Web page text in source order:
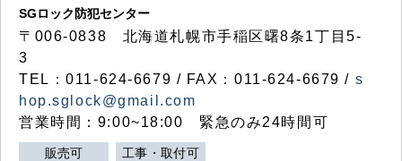
SGロック防犯センター
〒006-0838 北海道札幌市手稲区曙8条1丁目5-
3
TEL：011-624-6679 / FAX：011-624-6679 / s
hop.sglock@gmail.com
営業時間：9:00~18:00 緊急のみ24時間可
販売可 工事・取付可